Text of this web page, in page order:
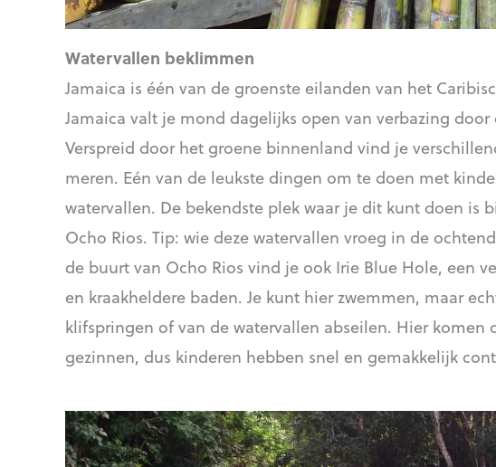
Watervallen beklimmen
Jamaica is één van de groenste eilanden van het
Jamaica valt je mond dagelijks open van verbazing
Verspreid door het groene binnenland vind je
meren. Eén van de leukste dingen om te doen met
watervallen. De bekendste plek waar je dit kunt doen is
Ocho Rios. Tip: wie deze watervallen vroeg in de
de buurt van Ocho Rios vind je ook Irie Blue Hole, een
en kraakheldere baden. Je kunt hier zwemmen, maar
klifspringen of van de watervallen abseilen. Hier komen
gezinnen, dus kinderen hebben snel en gemakkelijk